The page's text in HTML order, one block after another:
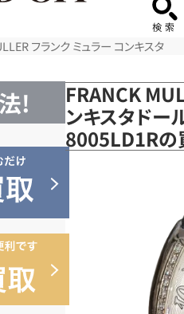
フランク ミュラー コンキス
!
FRANCK
ンキスタド
8005LD1Rの